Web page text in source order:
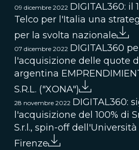
09 dicembre 2022 DIGITAL360: il
Telco per l'Italia una
per la svolta nazionale
07 dicembre 2022 DIGITAL360
l'acquisizione delle quote
argentina
S.R.L. ("XONA")
28 novembre 2022 DIGITAL360:
l'acquisizione del 100% di
S.r.l., spin-off
Firenze